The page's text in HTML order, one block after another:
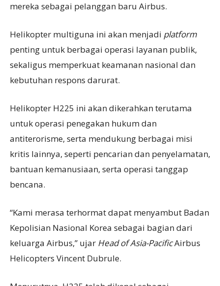
mereka sebagai pelanggan baru Airbus.
Helikopter multiguna ini akan menjadi platform
penting untuk berbagai operasi layanan publik,
sekaligus memperkuat keamanan nasional dan
kebutuhan respons darurat.
Helikopter H225 ini akan dikerahkan terutama
untuk operasi penegakan hukum dan
antiterorisme, serta mendukung berbagai misi
kritis lainnya, seperti pencarian dan penyelamatan,
bantuan kemanusiaan, serta operasi tanggap
bencana.
“Kami merasa terhormat dapat menyambut Badan
Kepolisian Nasional Korea sebagai bagian dari
keluarga Airbus,” ujar Head of Asia-PacificAirbus
Helicopters Vincent Dubrule.